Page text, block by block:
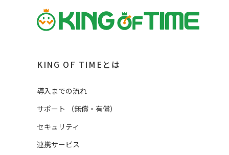
KING OF TIMEとは
導入までの流れ
サポート
（無償・有償）
セキュリティ
連携サービス